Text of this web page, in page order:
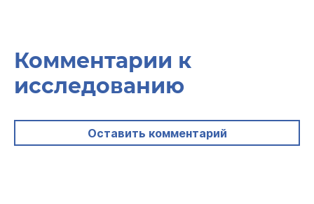
Комментарии к
исследованию
Оставить комментарий